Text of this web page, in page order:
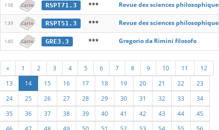
138 Carte RSPT71.3 *** Revue des sciences
139 Carte RSPT51.3 *** Revue des sciences
140 Carte GRE3.3 *** Gregorio da Rimini filosofo
« 1 2 3 4 5 6 7 8 9 10 11
12
13
14 15 16 17 18 19 20 21 22
23
24
25 26 27 28 29 30 31 32 33
34
35
36 37 38 39 40 41 42 43 44
45